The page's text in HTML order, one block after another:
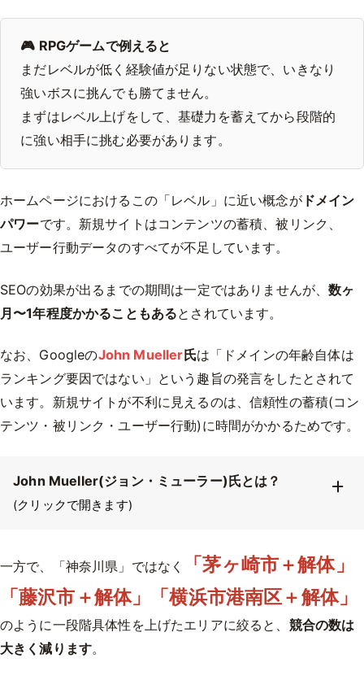
🎮 RPGゲームで例えると
まだレベルが低く経験値が足りない状態で、いきなり
強いボスに挑んでも勝てません。
まずはレベル上げをして、基礎力を蓄えてから段階的
に強い相手に挑む必要があります。
ホームページにおけるこの「レベル」に近い概念がドメイン
パワーです。新規サイトはコンテンツの蓄積、被リンク、
ユーザー行動データのすべてが不足しています。
SEOの効果が出るまでの期間は一定ではありませんが、数ヶ
月〜1年程度かかることもあるとされています。
なお、GoogleのJohn Mueller氏は「ドメインの年齢自体は
ランキング要因ではない」という趣旨の発言をしたとされて
います。新規サイトが不利に見えるのは、信頼性の蓄積(コン
テンツ・被リンク・ユーザー行動)に時間がかかるためです。
John Mueller(ジョン・ミューラー)氏とは？
(クリックで開きます)
一方で、「神奈川県」ではなく
「茅ヶ崎市＋解体」
「藤沢市＋解体」「横浜市港南区＋解体」
のように一段階具体性を上げたエリアに絞ると、 競合の数は
大きく減ります。